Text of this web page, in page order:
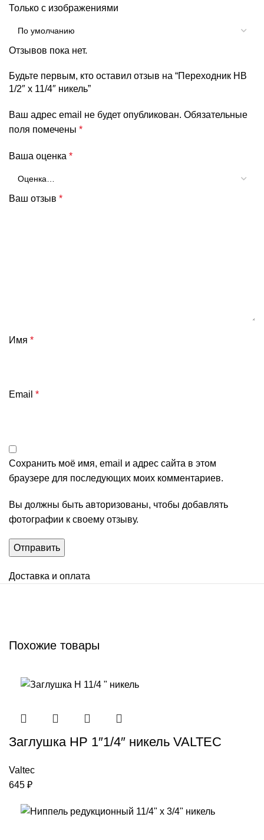
Только с изображениями
Отзывов пока нет.
Будьте первым, кто оставил отзыв на “Переходник НВ
1/2″ х 11/4″ никель”
Ваш адрес email не будет опубликован. Обязательные
поля помечены *
Ваша оценка *
Ваш отзыв *
Имя *
Email *
Сохранить моё имя, email и адрес сайта в этом
браузере для последующих моих комментариев.
Вы должны быть авторизованы, чтобы добавлять
фотографии к своему отзыву.
Доставка и оплата
Похожие товары
Заглушка НР 1″1/4″ никель VALTEC
Valtec
645 ₽